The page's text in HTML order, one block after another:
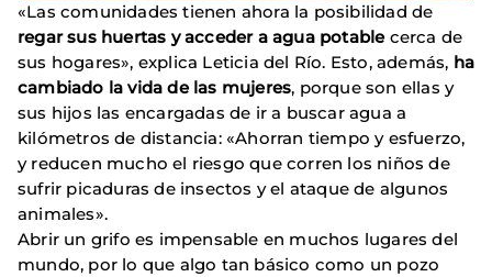
«Las comunidades tienen ahora la posibilidad de
regar sus huertas y acceder a agua potablecerca de
sus hogares», explica Leticia del Río. Esto, además, ha
cambiado la vida de las mujeres, porque son ellas y
sus hijos las encargadas de ir a buscar agua a
kilómetros de distancia: «Ahorran tiempo y esfuerzo,
y reducen mucho el riesgo que corren los niños de
sufrir picaduras de insectos y el ataque de algunos
animales».
Abrir un grifo es impensable en muchos lugares del
mundo, por lo que algo tan básico como un pozo